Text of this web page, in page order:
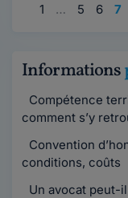
1 … 5 6 7
Informations
Compétence
comment s’y
Convention
conditions, coûts
Un avocat peut-